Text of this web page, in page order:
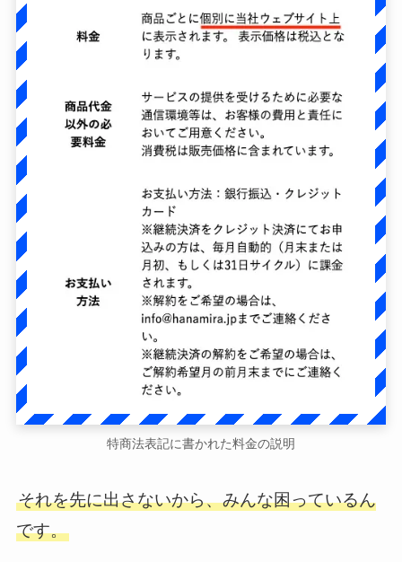
特商法表記に書かれた料金の説明
それを先に出さないから、みんな困っているん
です。